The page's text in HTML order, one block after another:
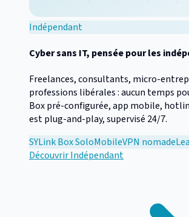
Indépendant
Cyber sans IT, pensée pour les
Freelances, consultants, micro-
professions libérales : aucun temps
Box pré-configurée, app mobile,
est plug-and-play, supervisé 24/7.
SYLink Box SoloMobileVPN nomade
DécouvrirIndépendant